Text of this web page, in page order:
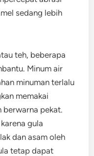
sedang lebih
teh, beberapa
Minum air
minuman terlalu
memakai
berwarna pekat.
gula
dan asam oleh
tetap dapat